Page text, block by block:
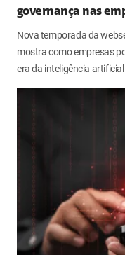
governança nas
Nova temporada da
mostra como empresas
era da inteligência artificial